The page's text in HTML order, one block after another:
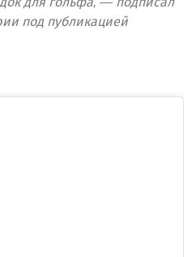
под публикацией